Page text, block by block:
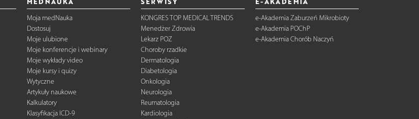
Moja medNauka
Dostosuj
Moje ulubione
Moje konferencje i webinary
Moje wykłady video
Moje kursy i quizy
Wytyczne
Artykuły naukowe
Kalkulatory
Klasyfikacja ICD-9
KONGRES TOP MEDICAL TRENDS
Menedżer Zdrowia
Lekarz POZ
Choroby rzadkie
Dermatologia
Diabetologia
Onkologia
Neurologia
Reumatologia
Kardiologia
e-Akademia Zaburzeń Mikrobioty
e-Akademia POChP
e-Akademia Chorób Naczyń